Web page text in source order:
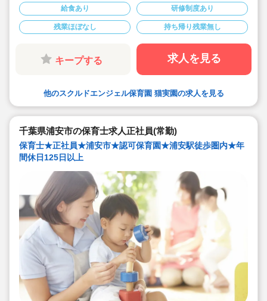
◆皆勤手当あり♪
◆派遣でのお仕事
◆リトミック・幼児体育、世界で通用する語学力の基本
を身につけるための外国人講師による幼児英会話など、
給食あり 研修制度あり
残業ほぼなし 持ち帰り残業無し
キープする 求人を見る
他のスクルドエンジェル保育園 猫実園の求人を見る
千葉県浦安市の保育士求人正社員(常勤)
保育士★正社員★浦安市★認可保育園★浦安駅徒歩圏内★年
間休日125日以上